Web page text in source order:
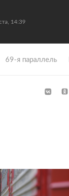
14:39
69-я параллель